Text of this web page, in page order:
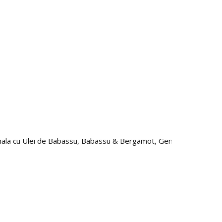
cu Ulei de Babassu, Babassu & Bergamot, Gentlemen’s